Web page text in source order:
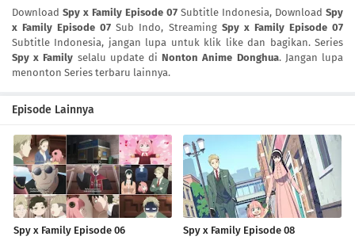
Spy x Family Episode 07
Eps 07 4 Tahun yang lalu
Spy x Family Episode 05
Eps 05-4 Tahun yang lalu
Spy x Family Episode 04
Download Spy x Family Episode 07 Subtitle Indonesia, Download Spy
x Family Episode 07 Sub Indo, Streaming Spy x Family Episode 07
Subtitle Indonesia, jangan lupa untuk klik like dan bagikan. Series
Spy x Family selalu update diNonton Anime Donghua. Jangan lupa
menonton Series terbaru lainnya.
Episode Lainnya
Spy x Family Episode 06 Spy x Family Episode 08